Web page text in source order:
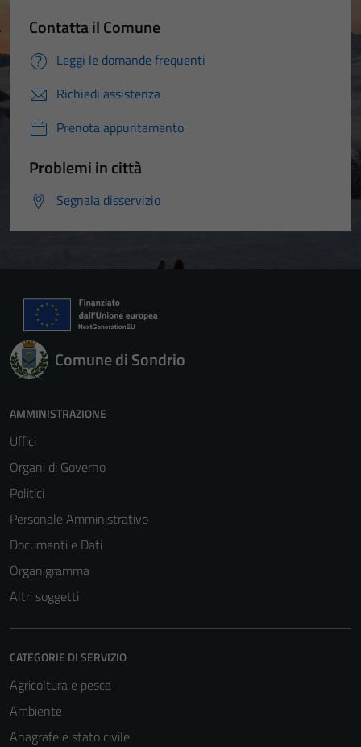
Contatta il Comune
Leggi le domande frequenti
Richiedi assistenza
Prenota appuntamento
Problemi in città
Segnala disservizio
Comune di Sondrio
AMMINISTRAZIONE
Uffici
Organi di Governo
Politici
Personale Amministrativo
Documenti e Dati
Organigramma
Altri soggetti
CATEGORIE DI SERVIZIO
Agricoltura e pesca
Ambiente
Anagrafe e stato civile